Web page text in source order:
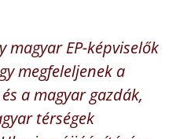
magyar EP-képviselők
megfeleljenek a
a magyar gazdák,
térségek